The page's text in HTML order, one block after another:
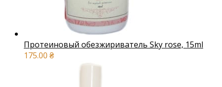
Протеиновый обезжириватель Sky rose, 15ml
175.00 ₴